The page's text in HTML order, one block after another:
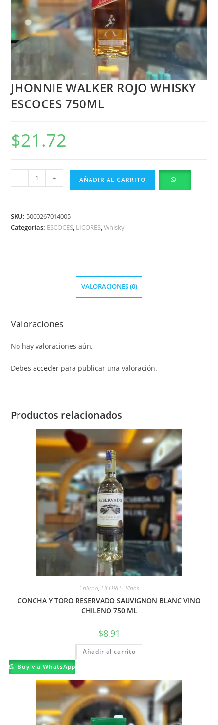
JHONNIE WALKER ROJO WHISKY
ESCOCES 750ML
$21.72
- + AÑADIR AL CARRITO
SKU: 5000267014005
Categorías: ESCOCES, LICORES,Whisky
VALORACIONES (0)
Valoraciones
No hay valoraciones aún.
Debesacceder para publicar una valoración.
Productos relacionados
Chileno, LICORES, Vinos
CONCHA Y TORO RESERVADO SAUVIGNON BLANC VINO
CHILENO 750 ML
$8.91
Añadir al carrito
Buy via WhatsApp